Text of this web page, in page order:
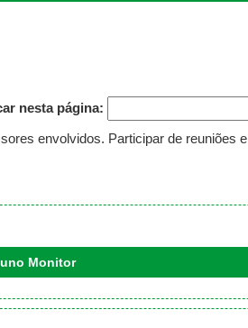
nesta página:
envolvidos. Participar de reuniões e
Monitor